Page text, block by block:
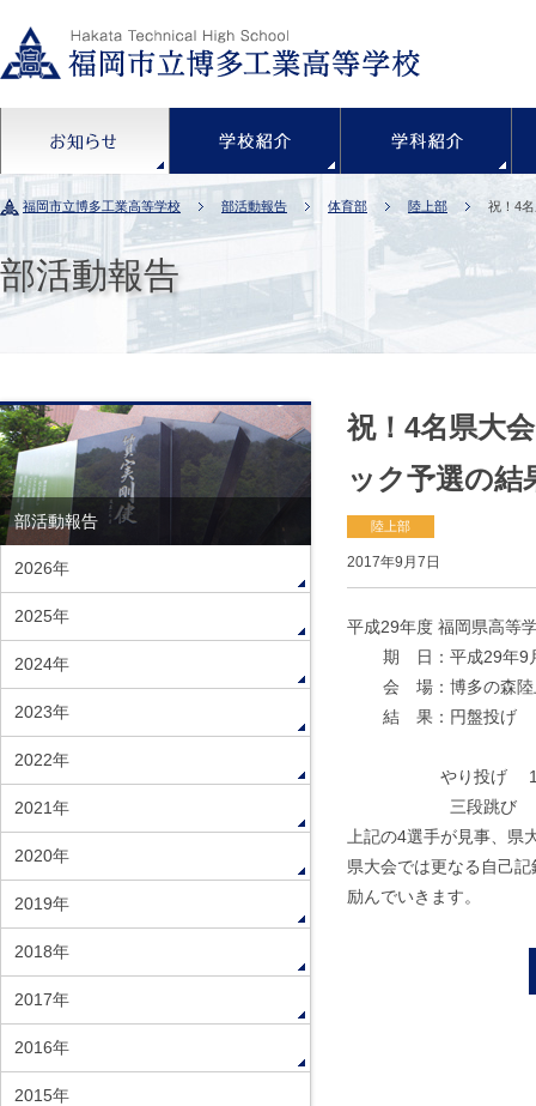
福岡市立博多工業高等学校 部活動報告 体育部 陸上部 祝！4
部活動報告
祝！4名県大
ック予選の結
陸上部
2017年9月7日
平成29年度 福岡県高等
期 日：平成29年9
会 場：博多の森陸
結 果：円盤投
やり投げ 1
三段跳び 2
上記の4選手が見事、県
県大会では更なる自己
励んでいきます。
部活動報告
2026年
2025年
2024年
2023年
2022年
2021年
2020年
2019年
2018年
2017年
2016年
2015年